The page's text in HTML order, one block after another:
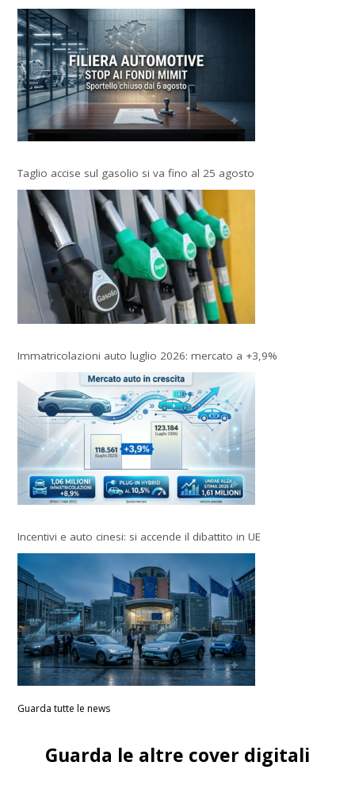
Taglio accise sul gasolio si va fino al 25 agosto
Immatricolazioni auto luglio 2026: mercato a +3,9%
Incentivi e auto cinesi: si accende il dibattito in UE
Guarda tutte le news
Guarda le altre cover digitali